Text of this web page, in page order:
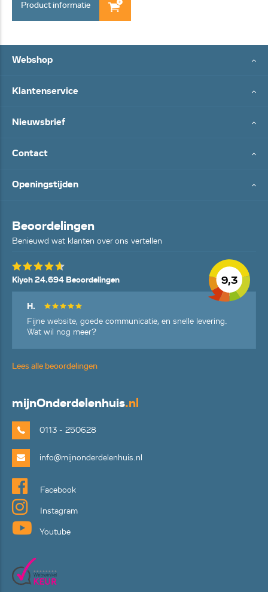
Product informatie
Webshop
Klantenservice
Nieuwsbrief
Contact
Openingstijden
Beoordelingen
Benieuwd wat klanten over ons vertellen
9,3
Kiyoh 24.694 Beoordelingen
H.
Fijne website, goede communicatie, en snelle levering.
Wat wil nog meer?
Lees alle beoordelingen
mijnOnderdelenhuis.nl
0113 - 250628
info@mijnonderdelenhuis.nl
Facebook
Instagram
Youtube